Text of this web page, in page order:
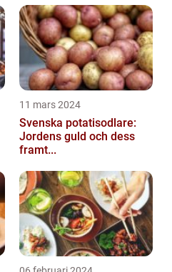
11 mars 2024
Svenska potatisodlare:
Jordens guld och dess
framt...